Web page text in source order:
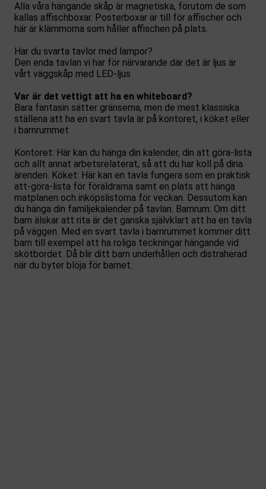
Alla våra hängande skåp är magnetiska, förutom de som
kallas affischboxar. Posterboxar är till för affischer och
här är klämmorna som håller affischen på plats.
Har du svarta tavlor med lampor?
Den enda tavlan vi har för närvarande där det är ljus är
vårt väggskåp med LED-ljus
Var är det vettigt att ha en whiteboard?
Bara fantasin sätter gränserna, men de mest klassiska
ställena att ha en svart tavla är på kontoret, i köket eller
i barnrummet
Kontoret: Här kan du hänga din kalender, din att göra-lista
och allt annat arbetsrelaterat, så att du har koll på dina
ärenden. Köket: Här kan en tavla fungera som en praktisk
att-göra-lista för föräldrarna samt en plats att hänga
matplanen och inköpslistorna för veckan. Dessutom kan
du hänga din familjekalender på tavlan. Barnrum: Om ditt
barn älskar att rita är det ganska självklart att ha en tavla
på väggen. Med en svart tavla i barnrummet kommer ditt
barn till exempel att ha roliga teckningar hängande vid
skötbordet. Då blir ditt barn underhållen och distraherad
när du byter blöja för barnet.